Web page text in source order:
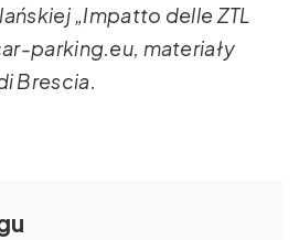
„Impatto delle ZTL
parking.eu, materiały
Brescia.